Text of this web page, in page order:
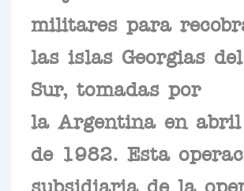
militares para
las islas Georgias del
Sur, tomadas por
la Argentina en abril
de 1982. Esta
subsidiaria de la